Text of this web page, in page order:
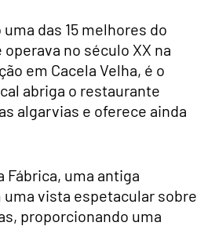
das 15 melhores do
no século XX na
em Cacela Velha, é o
abriga o restaurante
algarvias e oferece ainda
Fábrica, uma antiga
vista espetacular sobre
proporcionando uma